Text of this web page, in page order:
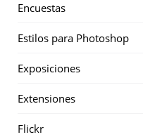
Encuestas
Estilos para Photoshop
Exposiciones
Extensiones
Flickr